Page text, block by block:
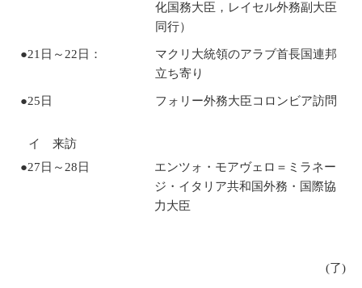
化国務大臣，レイセル外務副大臣
同行）
●21日～22日：
マクリ大統領のアラブ首長国連邦
立ち寄り
●25日 フォリー外務大臣コロンビア訪問
イ 来訪
●27日～28日
エンツォ・モアヴェロ＝ミラネー
ジ・イタリア共和国外務・国際協
力大臣
(了)